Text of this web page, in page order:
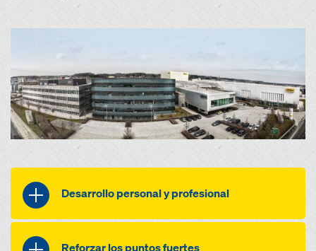
Desarrollo personal y profesional
Dado que el Grupo Umdasch se
considera a sí mismo una organización
Reforzar los puntos fuertes